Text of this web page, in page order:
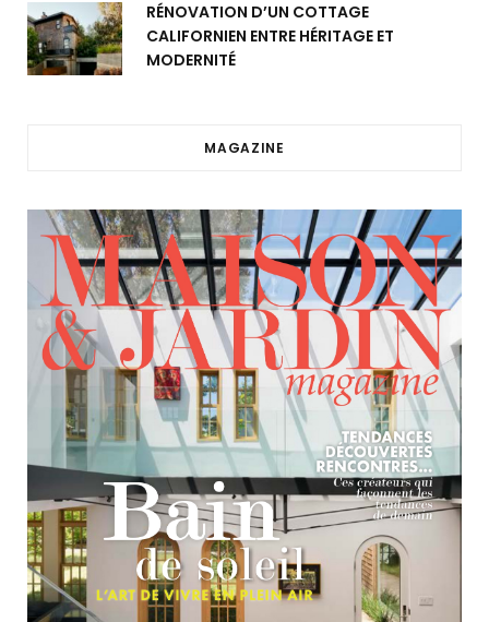
RÉNOVATION D’UN COTTAGE
CALIFORNIEN ENTRE HÉRITAGE ET
MODERNITÉ
MAGAZINE